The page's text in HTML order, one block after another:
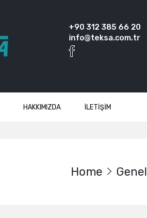
+90 312 385 66 20
info@teksa.com.tr
HAKKIMIZDA İLETİŞİM
Home Genel